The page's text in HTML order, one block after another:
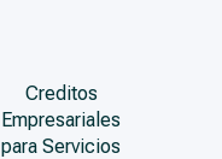
Creditos
Empresariales
para Servicios